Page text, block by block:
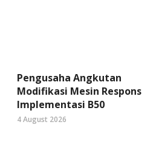
Pengusaha Angkutan
Modifikasi Mesin Respons
Implementasi B50
4 August 2026